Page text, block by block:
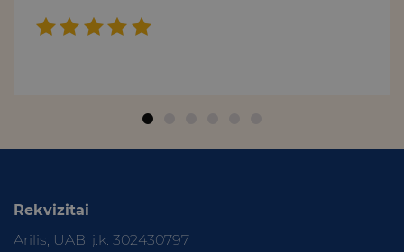
Rekvizitai
Arilis, UAB, į.k. 302430797